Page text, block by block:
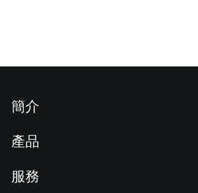
簡介
新聞中心
產品
服務